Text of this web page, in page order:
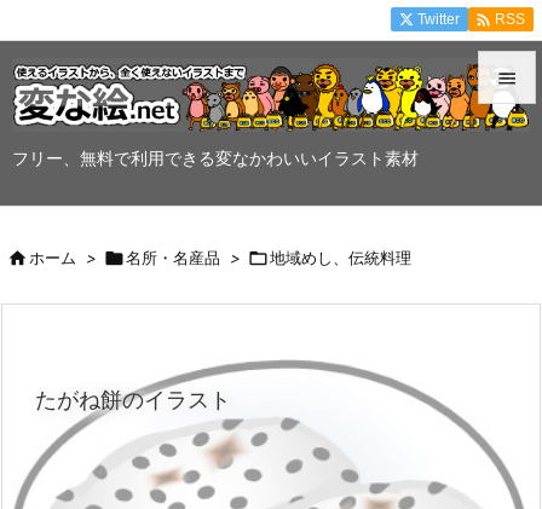
フリー、無料で利用できる変なかわいいイラスト素材


Twitter  RSS
ホーム > 名所・名産品 > 地域めし、伝統料理
たがね餅のイラスト